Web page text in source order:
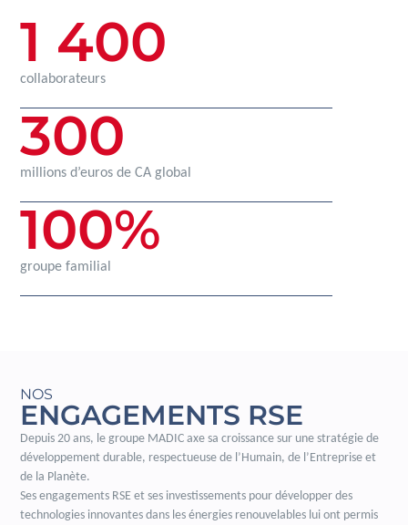
collaborateurs
1 400
millions d’euros de CA global
300
groupe familial
100%
NOS
ENGAGEMENTS RSE
Depuis 20 ans, le groupe MADIC axe sa croissance sur une stratégie de
développement durable, respectueuse de l’Humain, de l’Entreprise et
de la Planète.
Ses engagements RSE et ses investissements pour développer des
technologies innovantes dans les énergies renouvelables lui ont permis